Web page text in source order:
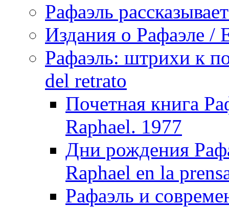
Рафаэль
Издания о Рафаэле /
Рафаэль: штрихи к
del retrato
Почетная книга
Raphael. 1977
Дни рождения
Raphael en la
Рафаэль и